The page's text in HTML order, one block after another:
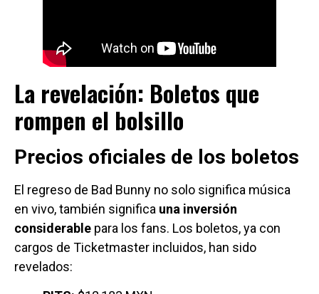
La revelación: Boletos que
rompen el bolsillo
Precios oficiales de los boletos
El regreso de Bad Bunny no solo significa música
en vivo, también significa una inversión
considerable para los fans. Los boletos, ya con
cargos de Ticketmaster incluidos, han sido
revelados: